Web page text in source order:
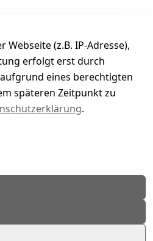
(z.B. IP-Adresse),
erfolgt erst durch
eines berechtigten
späteren Zeitpunkt zu
.